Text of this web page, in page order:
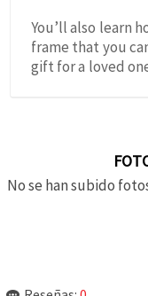
You’ll also learn
frame that you
gift for a loved
No se han subido